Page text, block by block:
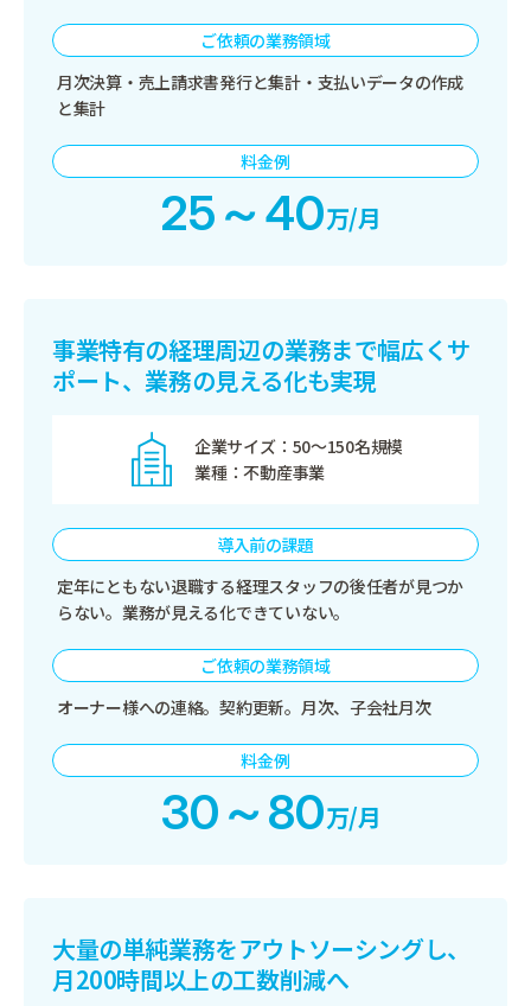
ご依頼の業務領域
月次決算・売上請求書発行と集計・支払いデータの作成
と集計
料金例
25～40万/月
事業特有の経理周辺の業務まで幅広くサ
ポート、業務の見える化も実現
企業サイズ
50〜150名規模
業種
不動産事業
導入前の課題
定年にともない退職する経理スタッフの後任者が見つか
らない。業務が見える化できていない。
ご依頼の業務領域
オーナー様への連絡。契約更新。月次、子会社月次
料金例
30～80万/月
大量の単純業務をアウトソーシングし、
月200時間以上の工数削減へ